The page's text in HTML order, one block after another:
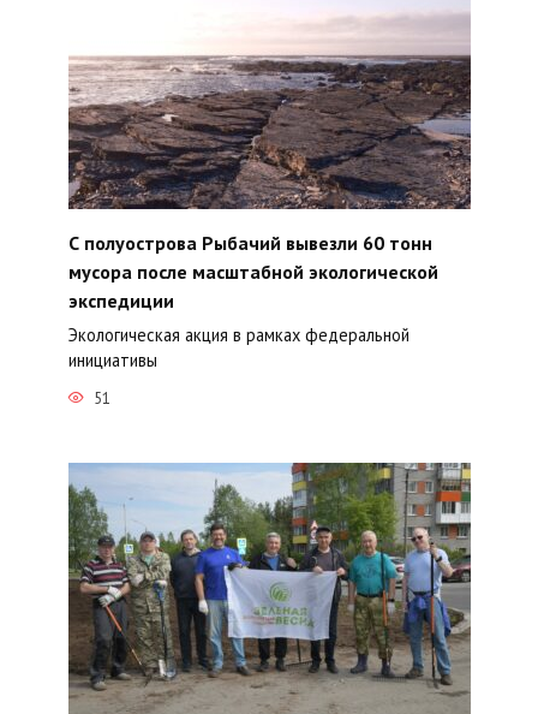
С полуострова Рыбачий вывезли 60 тонн
мусора после масштабной экологической
экспедиции
Экологическая акция в рамках федеральной
инициативы
51